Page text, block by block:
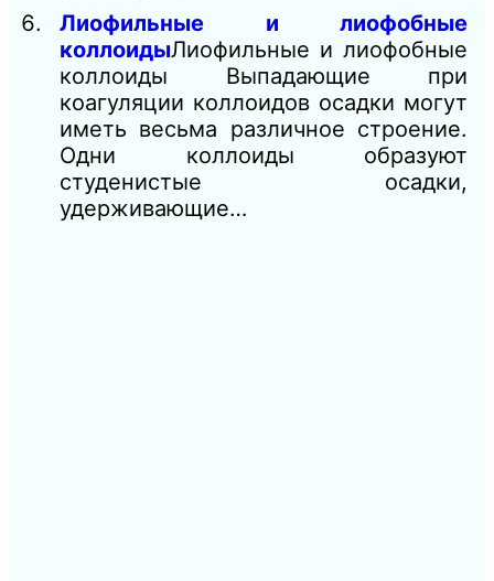
Лиофильные и лиофобные
коллоидыЛиофильные и лиофобные
коллоиды Выпадающие при
коагуляции коллоидов осадки могут
иметь весьма различное строение.
Одни коллоиды образуют
студенистые осадки,
удерживающие…